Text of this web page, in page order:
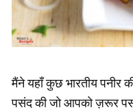
मैंने यहाँ कुछ भारतीय पनीर
पसंद की जो आपको ज़रूर